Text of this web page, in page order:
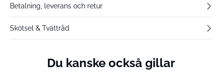
Betalning, leverans och retur
Skötsel & Tvättråd
Du kanske också gillar